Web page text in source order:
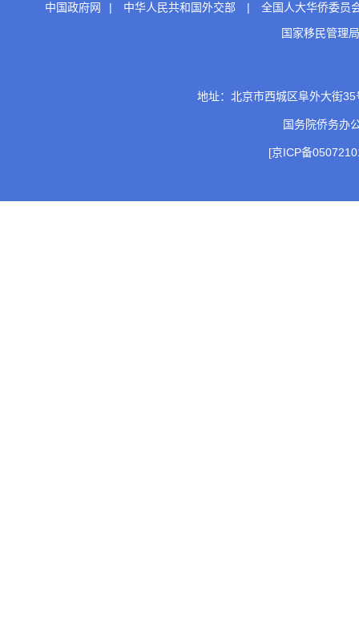
中国政府网 | 中华人民共和国外交部 |
全国人大华侨委员
国家移民管理局
地址：北京市西城区阜外大街
国务院侨务
[京ICP备